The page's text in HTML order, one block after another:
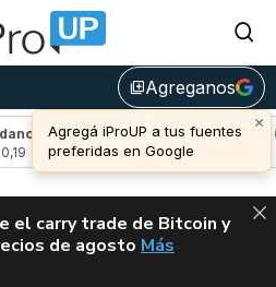
library_addAgreganos
×
Agregá iProUP a tus fuentes
preferidas en Google
(-1,28%)
Avalanche
u$s 6,70
ALERTA
el carry trade de Bitcoin y
de agosto VUELVE EL
Más